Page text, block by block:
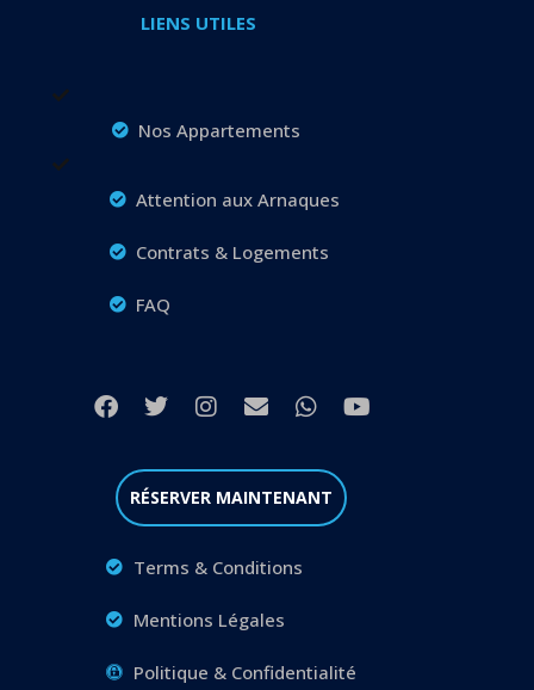
LIENS UTILES
Nos Appartements
Attention aux Arnaques
Contrats & Logements
FAQ
RÉSERVER MAINTENANT
Terms & Conditions
Mentions Légales
Politique & Confidentialité